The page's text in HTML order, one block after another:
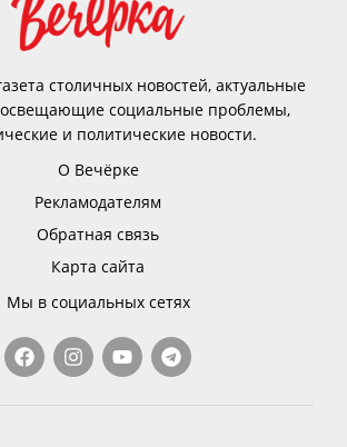
столичных новостей, актуальные
социальные проблемы,
и политические новости.
О Вечёрке
Рекламодателям
Обратная связь
Карта сайта
Мы в социальных сетях